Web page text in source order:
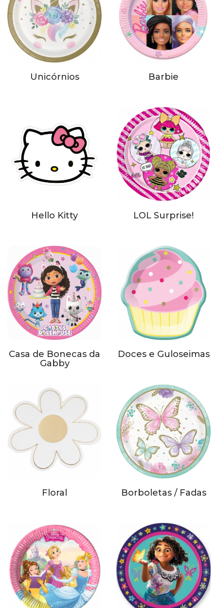
Unicórnios Barbie
Hello Kitty LOL Surprise!
Casa de Bonecas da
Gabby
Doces e Guloseimas
Floral Borboletas / Fadas